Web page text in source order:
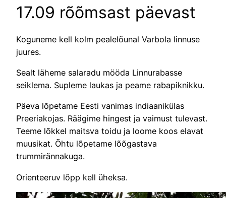
17.09 rõõmsast päevast
Koguneme kell kolm pealelõunal Varbola linnuse
juures.
Sealt läheme salaradu mööda Linnurabasse
seiklema. Supleme laukas ja peame rabapiknikku.
Päeva lõpetame Eesti vanimas indiaanikülas
Preeriakojas. Räägime hingest ja vaimust tulevast.
Teeme lõkkel maitsva toidu ja loome koos elavat
muusikat. Õhtu lõpetame lõõgastava
trummirännakuga.
Orienteeruv lõpp kell üheksa.